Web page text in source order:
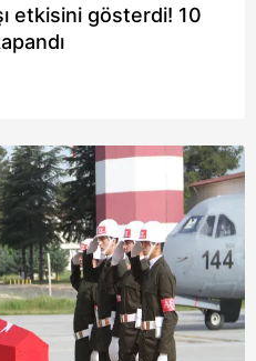
etkisini gösterdi! 10